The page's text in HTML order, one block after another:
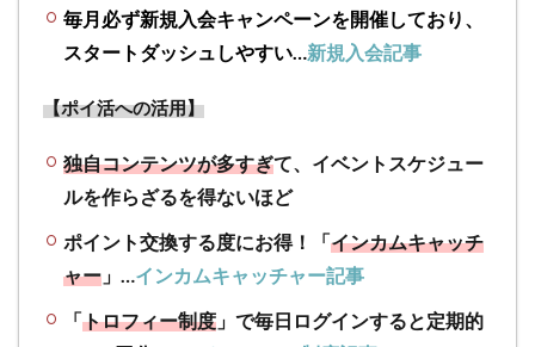
る
3.2
予約
ト
テ
ル）
イ活
で断
然お
毎月必ず新規入会キャンペーンを開催しており、
スタートダッシュしやすい…新規入会記事
【ポイ活への活用】
独自コンテンツが多すぎて、イベントスケジュー
ルを作らざるを得ないほど
ポイント交換する度にお得！「インカムキャッチ
ャー 」…インカムキャッチャー記事
「トロフィー制度 」で毎日ログインすると定期的